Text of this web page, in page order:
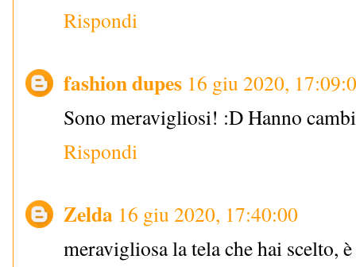
Rispondi
fashion dupes 16 giu 2020,
Sono meravigliosi! :D Hanno
Rispondi
Zelda 16 giu 2020, 17:40:00
meravigliosa la tela che hai scelto,